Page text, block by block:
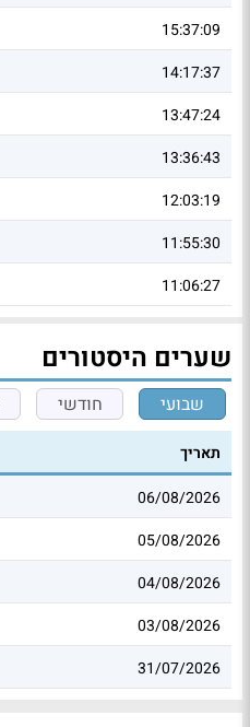
15:37:09
14:17:37
13:47:24
13:36:43
12:03:19
11:55:30
11:06:27
שערים היסטורים
שבועי חודשי
תאריך
06/08/2026
05/08/2026
04/08/2026
03/08/2026
31/07/2026